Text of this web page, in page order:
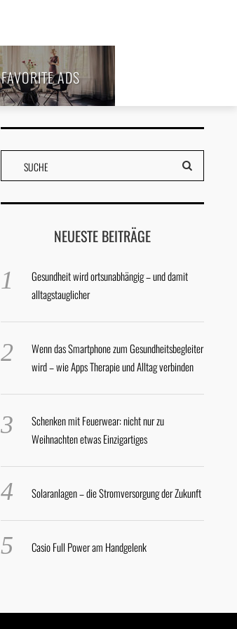
FAVORITE ADS
NEUESTE BEITRÄGE
Gesundheit wird ortsunabhängig – und damit
alltagstauglicher
Wenn das Smartphone zum Gesundheitsbegleiter
wird – wie Apps Therapie und Alltag verbinden
Schenken mit Feuerwear: nicht nur zu
Weihnachten etwas Einzigartiges
Solaranlagen – die Stromversorgung der Zukunft
Casio Full Power am Handgelenk